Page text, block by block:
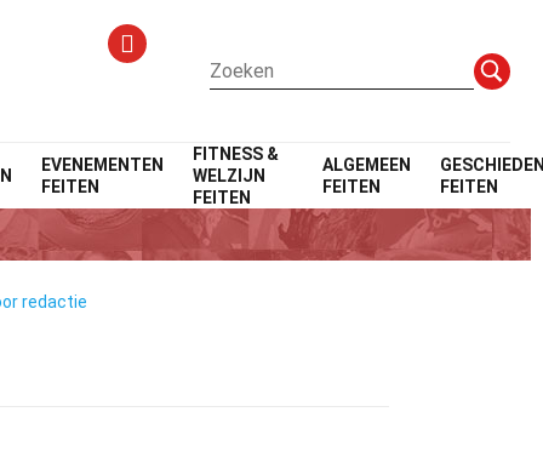
EVENEMENTEN
FEITEN
FITNESS &
WELZIJN
FEITEN
ALGEMEEN
FEITEN
FEITEN
redactie